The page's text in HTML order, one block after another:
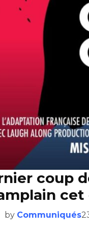
coup
cet
by Communiqués